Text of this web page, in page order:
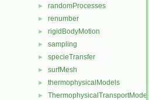
► randomProcesses
► renumber
► rigidBodyMotion
► sampling
► specieTransfer
► surfMesh
► thermophysicalModels
► ThermophysicalTransportModels